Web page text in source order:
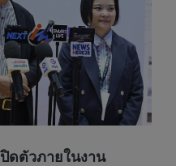
ดตัวภายในงาน